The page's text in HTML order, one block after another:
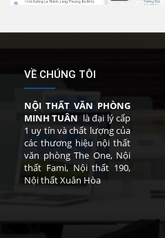
VỀ CHÚNG TÔI
NỘI THẤT VĂN PHÒNG
MINH TUÂN là đại lý cấp
1 uy tín và chất lượng của
các thương hiệu nội thất
văn phòng The One, Nội
thất Fami, Nội thất 190,
Nội thất Xuân Hòa